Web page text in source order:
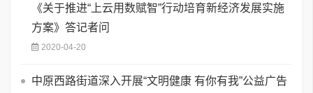
《关于推进“上云用数赋智”行动培育新经济发展实施
方案》答记者问
2020-04-20
中原西路街道深入开展“文明健康 有你有我”公益广告